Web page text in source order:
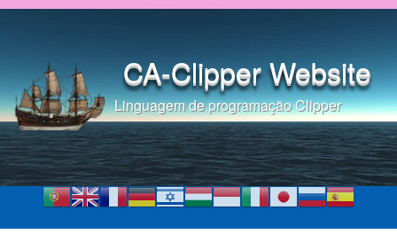
Pular para o conteúdo
CA-Clipper Website
Linguagem de programação Clipper